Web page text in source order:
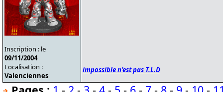
Inscription : le
09/11/2004
Localisation :
Valenciennes
impossible n'est pas T.L.D